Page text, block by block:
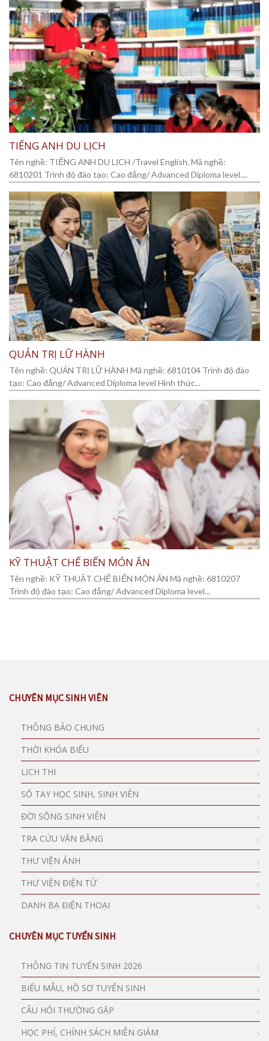
TIẾNG ANH DU LỊCH
Tên nghề: TIẾNG ANH DU LỊCH /Travel English. Mã nghề:
6810201 Trình độ đào tạo: Cao đẳng/ Advanced Diploma level....
QUẢN TRỊ LỮ HÀNH
Tên nghề: QUẢN TRỊ LỮ HÀNH Mã nghề: 6810104 Trình độ đào
tạo: Cao đẳng/ Advanced Diploma level Hình thức...
KỸ THUẬT CHẾ BIẾN MÓN ĂN
Tên nghề: KỸ THUẬT CHẾ BIẾN MÓN ĂN Mã nghề: 6810207
Trình độ đào tạo: Cao đẳng/ Advanced Diploma level...
CHUYÊN MỤC SINH VIÊN
THÔNG BÁO CHUNG
THỜI KHÓA BIỂU
LỊCH THI
SỔ TAY HỌC SINH, SINH VIÊN
ĐỜI SỐNG SINH VIÊN
TRA CỨU VĂN BẰNG
THƯ VIỆN ẢNH
THƯ VIỆN ĐIỆN TỬ
DANH BẠ ĐIỆN THOẠI
CHUYÊN MỤC TUYỂN SINH
THÔNG TIN TUYỂN SINH 2026
BIỂU MẪU, HỒ SƠ TUYỂN SINH
CÂU HỎI THƯỜNG GẶP
HỌC PHÍ, CHÍNH SÁCH MIỄN GIẢM